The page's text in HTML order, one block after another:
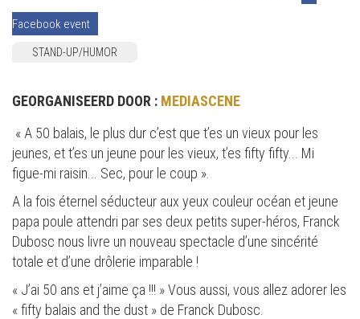
Facebook event
STAND-UP/HUMOR
GEORGANISEERD DOOR : MEDIASCENE
« A 50 balais, le plus dur c’est que t’es un vieux pour les
jeunes, et t’es un jeune pour les vieux, t’es fifty fifty... Mi
figue-mi raisin... Sec, pour le coup ».
A la fois éternel séducteur aux yeux couleur océan et jeune
papa poule attendri par ses deux petits super-héros, Franck
Dubosc nous livre un nouveau spectacle d’une sincérité
totale et d’une drôlerie imparable !
« J’ai 50 ans et j’aime ça !!! » Vous aussi, vous allez adorer les
« fifty balais and the dust » de Franck Dubosc.